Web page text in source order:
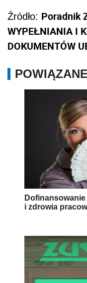
Źródło: Poradnik
WYPEŁNIANIA I
DOKUMENTÓW
POWIĄZANE
i zdrowia